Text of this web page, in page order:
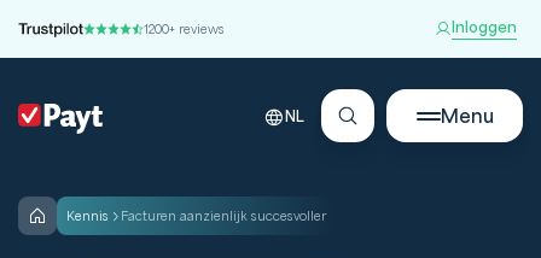
1200+ reviews Inloggen
NL Menu
kennis Facturen aanzienlijk succesvoller